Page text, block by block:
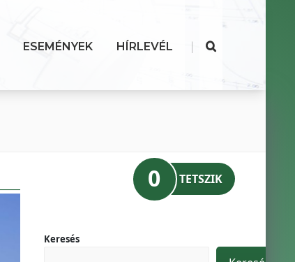
ESEMÉNYEK HÍRLEVÉL |
0 TETSZIK
Keresés